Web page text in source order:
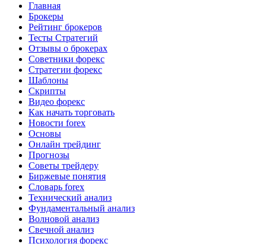
Главная
Брокеры
Рейтинг брокеров
Тесты Стратегий
Отзывы о брокерах
Советники форекс
Стратегии форекс
Шаблоны
Скрипты
Видео форекс
Как начать торговать
Новости forex
Основы
Онлайн трейдинг
Прогнозы
Советы трейдеру
Биржевые понятия
Словарь forex
Технический анализ
Фундаментальный анализ
Волновой анализ
Свечной анализ
Психология форекс